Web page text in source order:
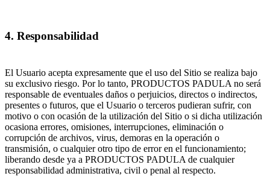
4. Responsabilidad
El Usuario acepta expresamente que el uso del Sitio se realiza bajo
su exclusivo riesgo. Por lo tanto, PRODUCTOS PADULA no será
responsable de eventuales daños o perjuicios, directos o indirectos,
presentes o futuros, que el Usuario o terceros pudieran sufrir, con
motivo o con ocasión de la utilización del Sitio o si dicha utilización
ocasiona errores, omisiones, interrupciones, eliminación o
corrupción de archivos, virus, demoras en la operación o
transmisión, o cualquier otro tipo de error en el funcionamiento;
liberando desde ya a PRODUCTOS PADULA de cualquier
responsabilidad administrativa, civil o penal al respecto.